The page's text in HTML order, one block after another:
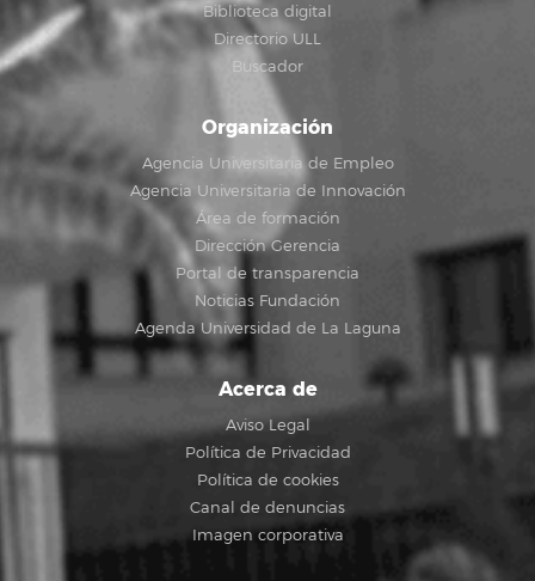
Biblioteca digital
Directorio ULL
Buscador
Organización
Agencia Universitaria de Empleo
Agencia Universitaria de Innovación
Área de formación
Dirección Gerencia
Portal de transparencia
Noticias Fundación
Agenda Universidad de La Laguna
Acerca de
Aviso Legal
Política de Privacidad
Política de cookies
Canal de denuncias
Imagen corporativa